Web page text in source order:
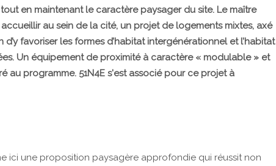
en maintenant le caractère paysager du site. Le maître
au sein de la cité, un projet de logements mixtes, axé
d’y favoriser les formes d’habitat intergénérationnel et l’habitat
Un équipement de proximité à caractère « modulable » et
au programme. 51N4E s'est associé pour ce projet à
ici une proposition paysagère approfondie qui réussit non